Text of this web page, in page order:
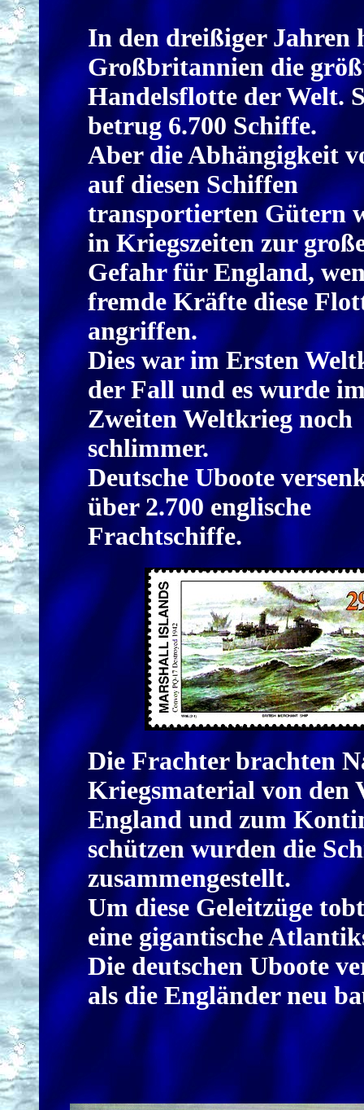
In den dreißiger Jahren
Großbritannien die
Handelsflotte der Welt.
betrug 6.700 Schiffe.
Aber die Abhängigkeit
auf diesen Schiffen
transportierten Gütern
in Kriegszeiten zur
Gefahr für England,
fremde Kräfte diese
angriffen.
Dies war im Ersten
der Fall und es wurde
Zweiten Weltkrieg noch
schlimmer.
Deutsche Uboote
über 2.700 englische
Frachtschiffe.
Die Frachter brachten
Kriegsmaterial von den
England und zum
schützen wurden die
zusammengestellt.
Um diese Geleitzüge
eine gigantische
Die deutschen Uboote
als die Engländer neu